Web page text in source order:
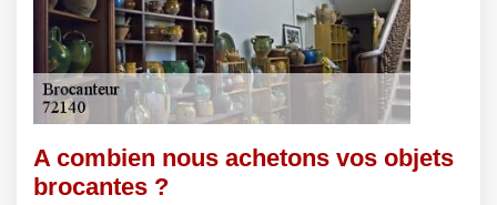
A combien nous achetons vos objets
brocantes ?